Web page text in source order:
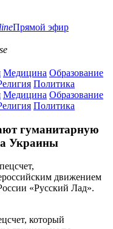
Прямой эфир
Медицина Образование
Политика
Медицина Образование
Политика
гуманитарную
Украины
движением
«Русский Лад».
который